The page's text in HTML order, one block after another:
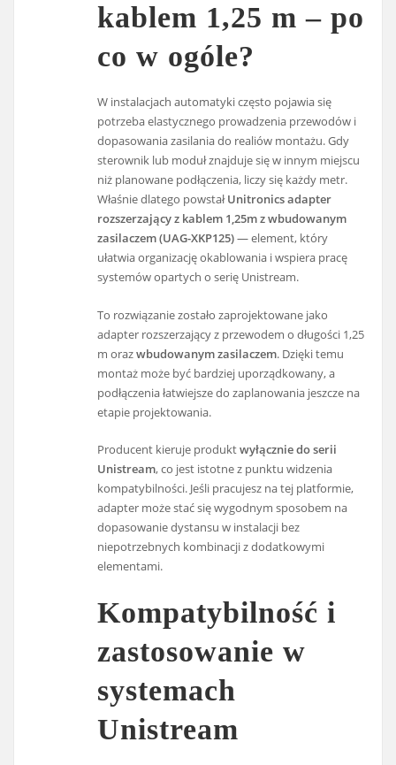
kablem 1,25 m – po
co w ogóle?
W instalacjach automatyki często pojawia się
potrzeba elastycznego prowadzenia przewodów i
dopasowania zasilania do realiów montażu. Gdy
sterownik lub moduł znajduje się w innym miejscu
niż planowane podłączenia, liczy się każdy metr.
Właśnie dlatego powstałUnitronics adapter
rozszerzający z kablem 1,25m z wbudowanym
zasilaczem (UAG-XKP125)— element, który
ułatwia organizację okablowania i wspiera pracę
systemów opartych o serię Unistream.
To rozwiązanie zostało zaprojektowane jako
adapter rozszerzający z przewodem o długości 1,25
m orazwbudowanym zasilaczem. Dzięki temu
montaż może być bardziej uporządkowany, a
podłączenia łatwiejsze do zaplanowania jeszcze na
etapie projektowania.
Producent kieruje produktwyłącznie do serii
Unistream, co jest istotne z punktu widzenia
kompatybilności. Jeśli pracujesz na tej platformie,
adapter może stać się wygodnym sposobem na
dopasowanie dystansu w instalacji bez
niepotrzebnych kombinacji z dodatkowymi
elementami.
Kompatybilność i
zastosowanie w
systemach
Unistream